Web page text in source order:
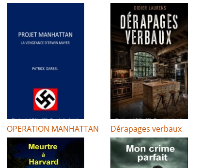
OPERATION MANHATTAN Dérapages verbaux